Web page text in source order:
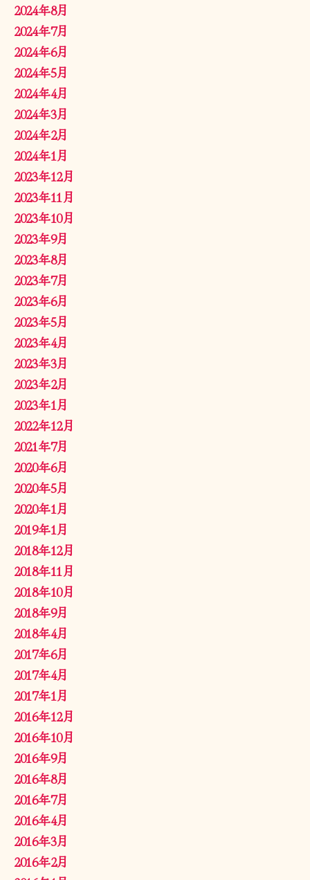
2024年8月
2024年7月
2024年6月
2024年5月
2024年4月
2024年3月
2024年2月
2024年1月
2023年12月
2023年11月
2023年10月
2023年9月
2023年8月
2023年7月
2023年6月
2023年5月
2023年4月
2023年3月
2023年2月
2023年1月
2022年12月
2021年7月
2020年6月
2020年5月
2020年1月
2019年1月
2018年12月
2018年11月
2018年10月
2018年9月
2018年4月
2017年6月
2017年4月
2017年1月
2016年12月
2016年10月
2016年9月
2016年8月
2016年7月
2016年4月
2016年3月
2016年2月